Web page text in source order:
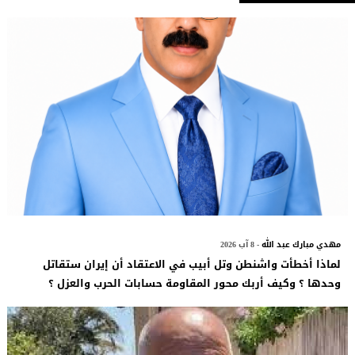
مهدي مبارك عبد الله- 8 آب 2026
لماذا أخطأت واشنطن وتل أبيب في الاعتقاد أن إيران ستقاتل
وحدها ؟ وكيف أربك محور المقاومة حسابات الحرب والعزل ؟